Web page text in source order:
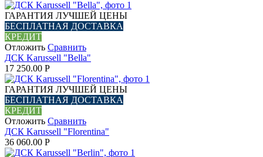
ГАРАНТИЯ ЛУЧШЕЙ ЦЕНЫ
БЕСПЛАТНАЯ ДОСТАВКА
КРЕДИТ
Отложить Сравнить
ДСК Karussell "Bella"
17 250.00 Р
ГАРАНТИЯ ЛУЧШЕЙ ЦЕНЫ
БЕСПЛАТНАЯ ДОСТАВКА
КРЕДИТ
Отложить Сравнить
ДСК Karussell "Florentina"
36 060.00 Р